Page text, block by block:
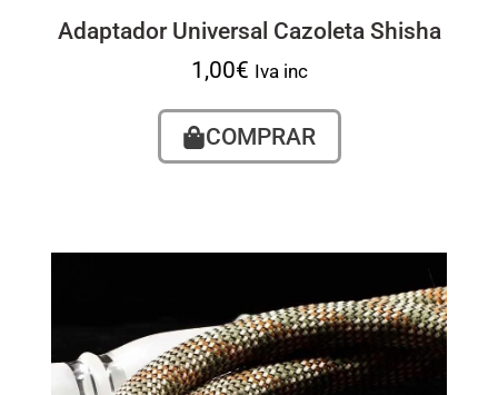
Adaptador Universal Cazoleta Shisha
1,00€ Iva inc
COMPRAR